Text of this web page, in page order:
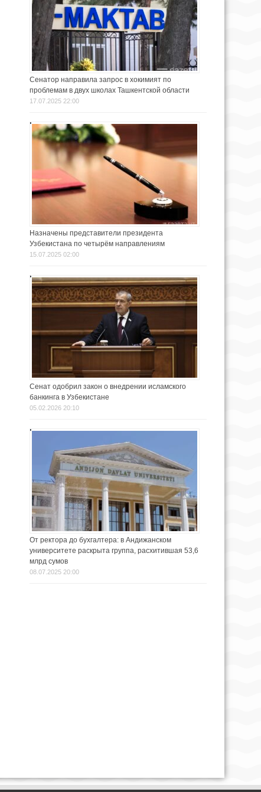
Сенатор направила запрос в хокимият по
проблемам в двух школах Ташкентской области
17.07.2025 22:00
Назначены представители президента
Узбекистана по четырём направлениям
15.07.2025 02:00
Сенат одобрил закон о внедрении исламского
банкинга в Узбекистане
05.02.2026 20:10
От ректора до бухгалтера: в Андижанском
университете раскрыта группа, расхитившая 53,6
млрд сумов
08.07.2025 20:00